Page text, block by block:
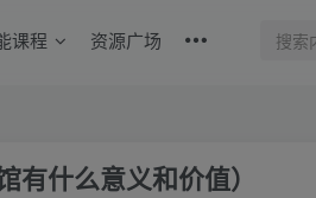
课程 资源广场
什么意义和价值）